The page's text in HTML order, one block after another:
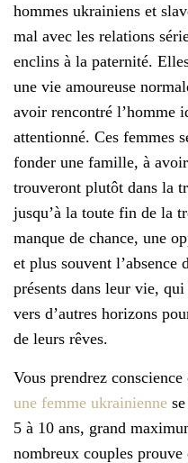
hommes ukrainiens et
mal avec les relations
enclins à la paternité.
une vie amoureuse
avoir rencontré l’homme
attentionné. Ces femmes
fonder une famille, à
trouveront plutôt dans la
jusqu’à la toute fin de la
manque de chance, une
et plus souvent l’absence
présents dans leur vie,
vers d’autres horizons
de leurs rêves.
Vous prendrez conscience
une femme ukrainienne
5 à 10 ans, grand
nombreux couples